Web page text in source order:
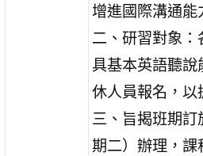
增進國際溝通能
二、研習對象
具基本英語聽
休人員報名，以
三、旨揭班期
期二）辦理，課